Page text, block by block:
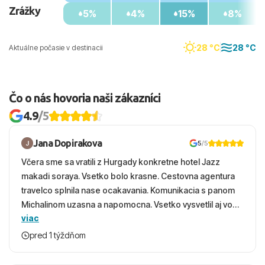
Aktuálne počasie v destinacii 28 °C 28 °C
Zrážky 5% 4% 15% 8%
Čo o nás hovoria naši zákazníci
4.9/5
Jana Dopirakova 5/5
Včera sme sa vratili z Hurgady konkretne hotel Jazz
makadi soraya. Vsetko bolo krasne. Cestovna agentura
travelco splnila nase ocakavania. Komunikacia s panom
Michalinom uzasna a napomocna. Vsetko vysvetlil aj vo
vecernych hodinach zaco sa ospravedlnujem. Hotel
krasny, cisty. Sluzby top. Strava, prostredie, more,
viac
pred 1 týždňom